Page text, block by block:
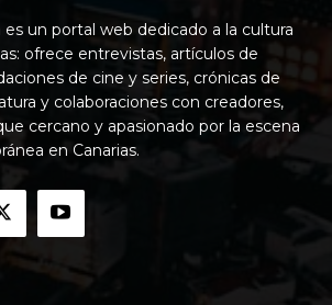
un portal web dedicado a la cultura
ofrece entrevistas, artículos de
de cine y series, crónicas de
y colaboraciones con creadores,
cercano y apasionado por la escena
en Canarias.